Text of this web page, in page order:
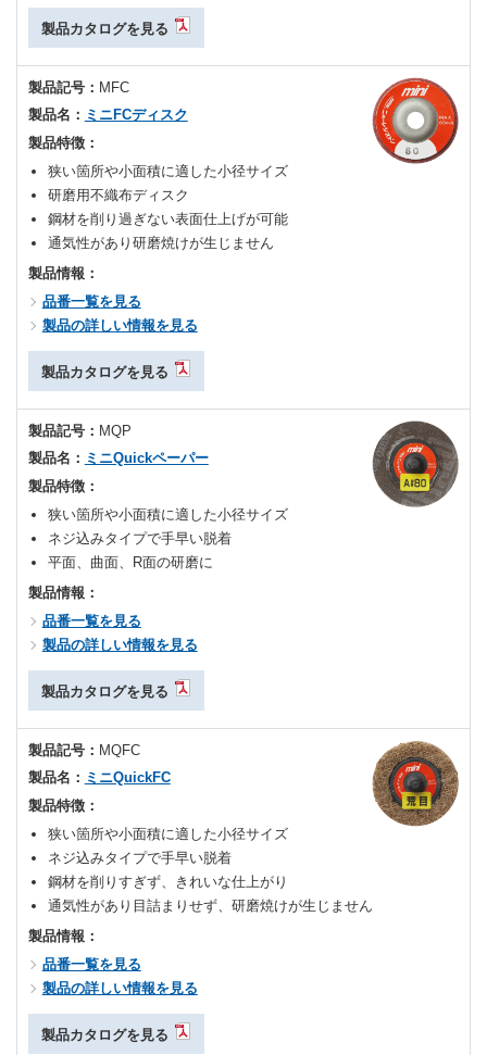
製品カタログを見る
製品記号： MFC
製品名： ミニFCディスク
製品特徴：
狭い箇所や小面積に適した小径サイズ
研磨用不織布ディスク
鋼材を削り過ぎない表面仕上げが可能
通気性があり研磨焼けが生じません
製品情報：
品番一覧を見る
製品の詳しい情報を見る
製品カタログを見る
製品記号： MQP
製品名： ミニQuickペーパー
製品特徴：
狭い箇所や小面積に適した小径サイズ
ネジ込みタイプで手早い脱着
平面、曲面、R面の研磨に
製品情報：
品番一覧を見る
製品の詳しい情報を見る
製品カタログを見る
製品記号： MQFC
製品名： ミニQuickFC
製品特徴：
狭い箇所や小面積に適した小径サイズ
ネジ込みタイプで手早い脱着
鋼材を削りすぎず、きれいな仕上がり
通気性があり目詰まりせず、研磨焼けが生じません
製品情報：
品番一覧を見る
製品の詳しい情報を見る
製品カタログを見る